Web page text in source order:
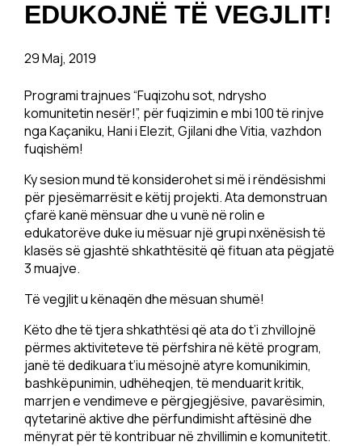
EDUKOJNË TË VEGJLIT!
29 Maj, 2019
Programi trajnues “Fuqizohu sot, ndrysho
komunitetin nesër!”, për fuqizimin e mbi 100 të rinjve
nga Kaçaniku, Hani i Elezit, Gjilani dhe Vitia, vazhdon
fuqishëm!
Ky sesion mund të konsiderohet si më i rëndësishmi
për pjesëmarrësit e këtij projekti. Ata demonstruan
çfarë kanë mënsuar dhe u vunë në rolin e
edukatorëve duke iu mësuar një grupi nxënësish të
klasës së gjashtë shkathtësitë që fituan ata pëgjatë
3 muajve.
Të vegjlit u kënaqën dhe mësuan shumë!
Këto dhe të tjera shkathtësi që ata do t’i zhvillojnë
përmes aktiviteteve të përfshira në këtë program,
janë të dedikuara t’iu mësojnë atyre komunikimin,
bashkëpunimin, udhëheqjen, të menduarit kritik,
marrjen e vendimeve e përgjegjësive, pavarësimin,
qytetarinë aktive dhe përfundimisht aftësinë dhe
mënyrat për të kontribuar në zhvillimin e komunitetit.